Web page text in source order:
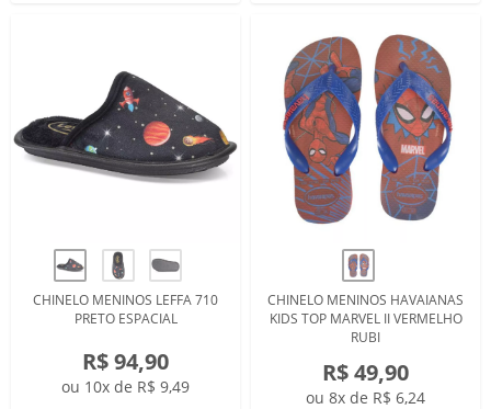
CHINELO MENINOS LEFFA 710
PRETO ESPACIAL
R$ 94,90
ou 10x de R$ 9,49
CHINELO MENINOS HAVAIANAS
KIDS TOP MARVEL II VERMELHO
RUBI
R$ 49,90
ou 8x de R$ 6,24